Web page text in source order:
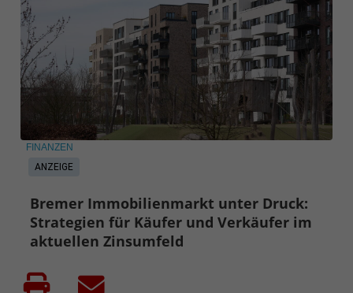
ANZEIGE
FINANZEN
Bremer Immobilienmarkt unter Druck:
Strategien für Käufer und Verkäufer im
aktuellen Zinsumfeld